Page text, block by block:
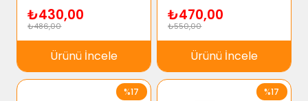
₺430,00
₺486,00
Ürünü İncele
₺470,00
₺550,00
Ürünü İncele
%17 %17